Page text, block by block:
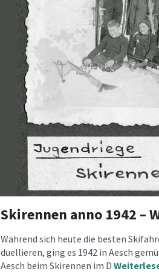
Skirennen anno 1942 –
Während sich heute die besten
duellieren, ging es 1942 in Aesch
Aesch beim Skirennen im D